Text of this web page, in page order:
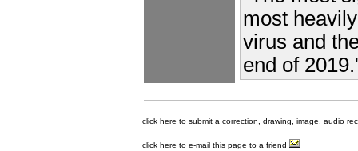
most
virus and
end of
click here to submit a correction, drawing, image, audio
click here to e-mail this page to a friend